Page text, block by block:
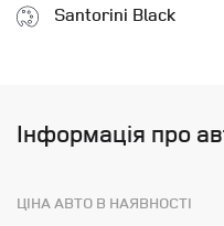
Santorini Black
Інформація про
ЦІНА АВТО В НАЯВНОСТІ